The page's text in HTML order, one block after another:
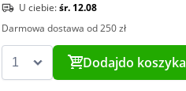
U ciebie:śr. 12.08
Darmowa dostawa od 250 zł
Dodajdo koszyka